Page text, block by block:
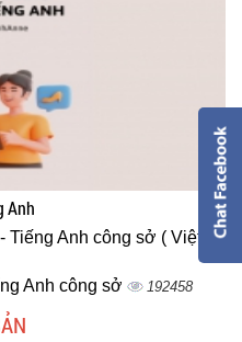
Anh
Anh công sở ( Việt -
Anh công sở 192458